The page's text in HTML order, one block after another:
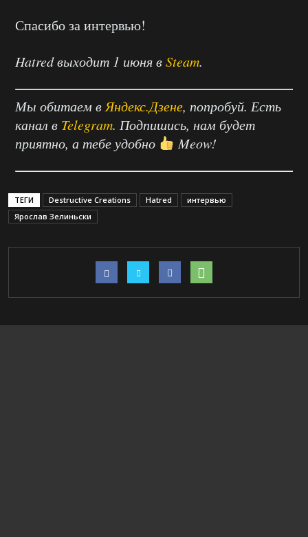
Спасибо за интервью!
Hatred выходит 1 июня вSteam.
Мы обитаем вЯндекс.Дзене, попробуй. Есть
канал в Telegram. Подпишись, нам будет
приятно, а тебе удобно
Meow!
ТЕГИ Destructive Creations Hatred
интервью
Ярослав Зелиньски